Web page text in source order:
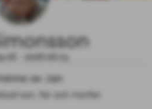
- 2026.06.03
av Jan
son, far och morfar.